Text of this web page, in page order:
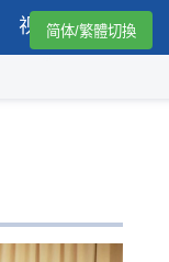
视频简体/繁體切換